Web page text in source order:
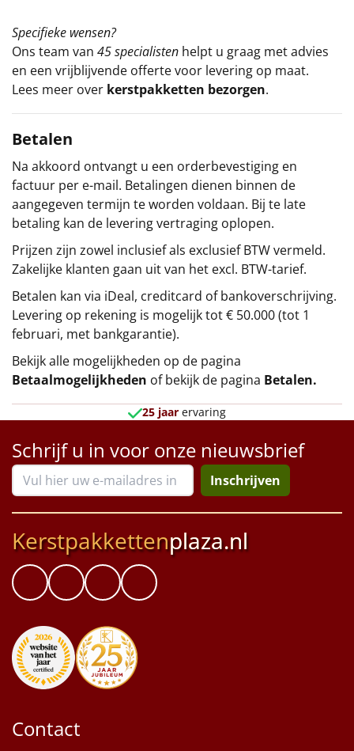
Specifieke wensen?
Ons team van 45 specialisten helpt u graag met advies
en een vrijblijvende offerte voor levering op maat.
Lees meer over kerstpakketten bezorgen.
Betalen
Na akkoord ontvangt u een orderbevestiging en
factuur per e-mail. Betalingen dienen binnen de
aangegeven termijn te worden voldaan. Bij te late
betaling kan de levering vertraging oplopen.
Prijzen zijn zowel inclusief als exclusief BTW vermeld.
Zakelijke klanten gaan uit van het excl. BTW-tarief.
Betalen kan via iDeal, creditcard of bankoverschrijving.
Levering op rekening is mogelijk tot € 50.000 (tot 1
februari, met bankgarantie).
Bekijk alle mogelijkheden op de pagina
Betaalmogelijkheden of bekijk de pagina Betalen.
25 jaar ervaring
Schrijf u in voor onze nieuwsbrief
Inschrijven
Kerstpakkettenplaza.nl
Contact